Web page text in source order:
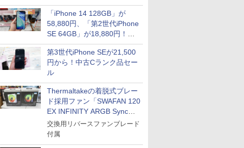
「iPhone 14 128GB」が
58,880円、「第2世代iPhone
SE 64GB」が18,880円！中
古Bランク品セール
第3世代iPhone SEが21,500
円から！中古Cランク品セー
ル
Thermaltakeの着脱式ブレー
ド採用ファン「SWAFAN 120
EX INFINITY ARGB Sync」
に単品パッケージ
交換用リバースファンブレード
付属